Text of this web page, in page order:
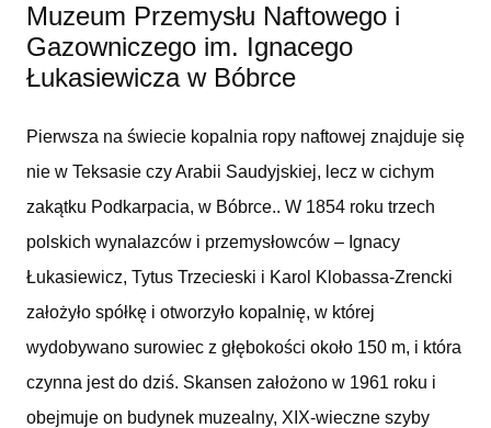
Muzeum Przemysłu Naftowego i
Gazowniczego im. Ignacego
Łukasiewicza w Bóbrce
Pierwsza na świecie kopalnia ropy naftowej znajduje się
nie w Teksasie czy Arabii Saudyjskiej, lecz w cichym
zakątku Podkarpacia, w Bóbrce.. W 1854 roku trzech
polskich wynalazców i przemysłowców – Ignacy
Łukasiewicz, Tytus Trzecieski i Karol Klobassa-Zrencki
założyło spółkę i otworzyło kopalnię, w której
wydobywano surowiec z głębokości około 150 m, i która
czynna jest do dziś. Skansen założono w 1961 roku i
obejmuje on budynek muzealny, XIX-wieczne szyby